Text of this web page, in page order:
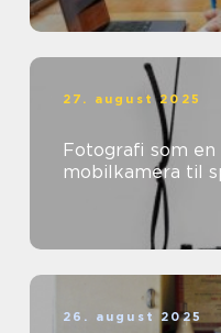
27. august 2025
Fotografi som en
mobilkamera til
26. august 2025